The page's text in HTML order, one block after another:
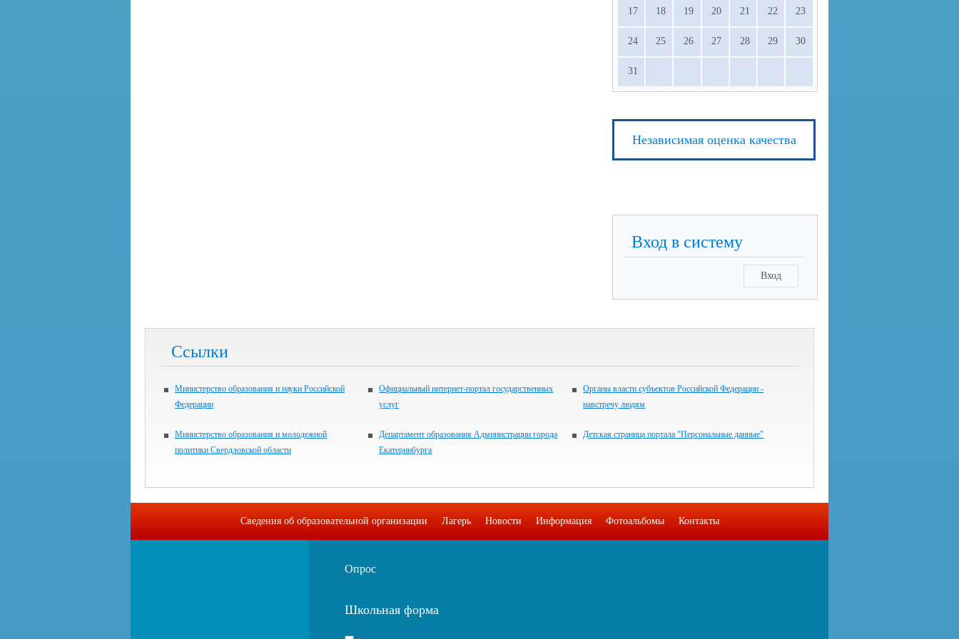
17 18 19 20 21 22 23
24 25 26 27 28 29 30
31
Независимая оценка качества
Вход в систему
Вход
Ссылки
Министерство образования и науки Российской
Федерации
Официальный интернет-портал государственных
услуг
Органы власти субъектов Российской Федерации -
навстречу людям
Министерство образования и молодежной
политики Свердловской области
Департамент образования Администрации города
Екатеринбурга
Детская страница портала "Персональные данные"
Сведения об образовательной организации Лагерь Новости Информация Фотоальбомы Контакты
Опрос
Школьная форма